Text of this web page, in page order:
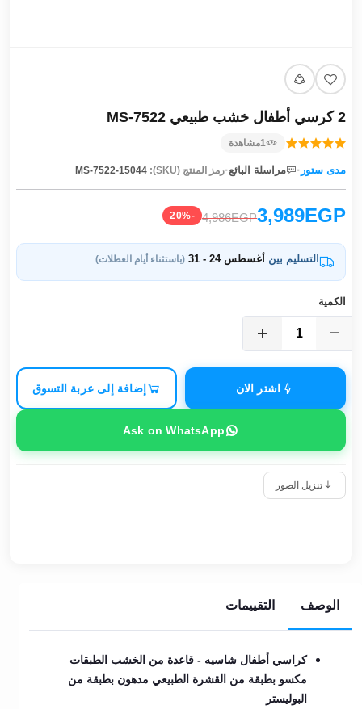
2 كرسي أطفال خشب طبيعي MS-7522
1مشاهدة
مدى ستور · مراسلة البائع·رمز المنتج (SKU): MS-7522-15044
3,989EGP
4,986EGP
-20%
التسليم بين أغسطس 24 - 31 (باستثناء أيام العطلات)
الكمية
اشتر الان إضافة إلى عربة التسوق
Ask on WhatsApp
تنزيل الصور
الوصف التقييمات
كراسي أطفال شاسيه - قاعدة من الخشب الطبقات
مكسو بطبقة من القشرة الطبيعي مدهون بطبقة من
البوليستر